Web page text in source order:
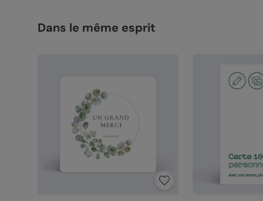
Dans le même esprit